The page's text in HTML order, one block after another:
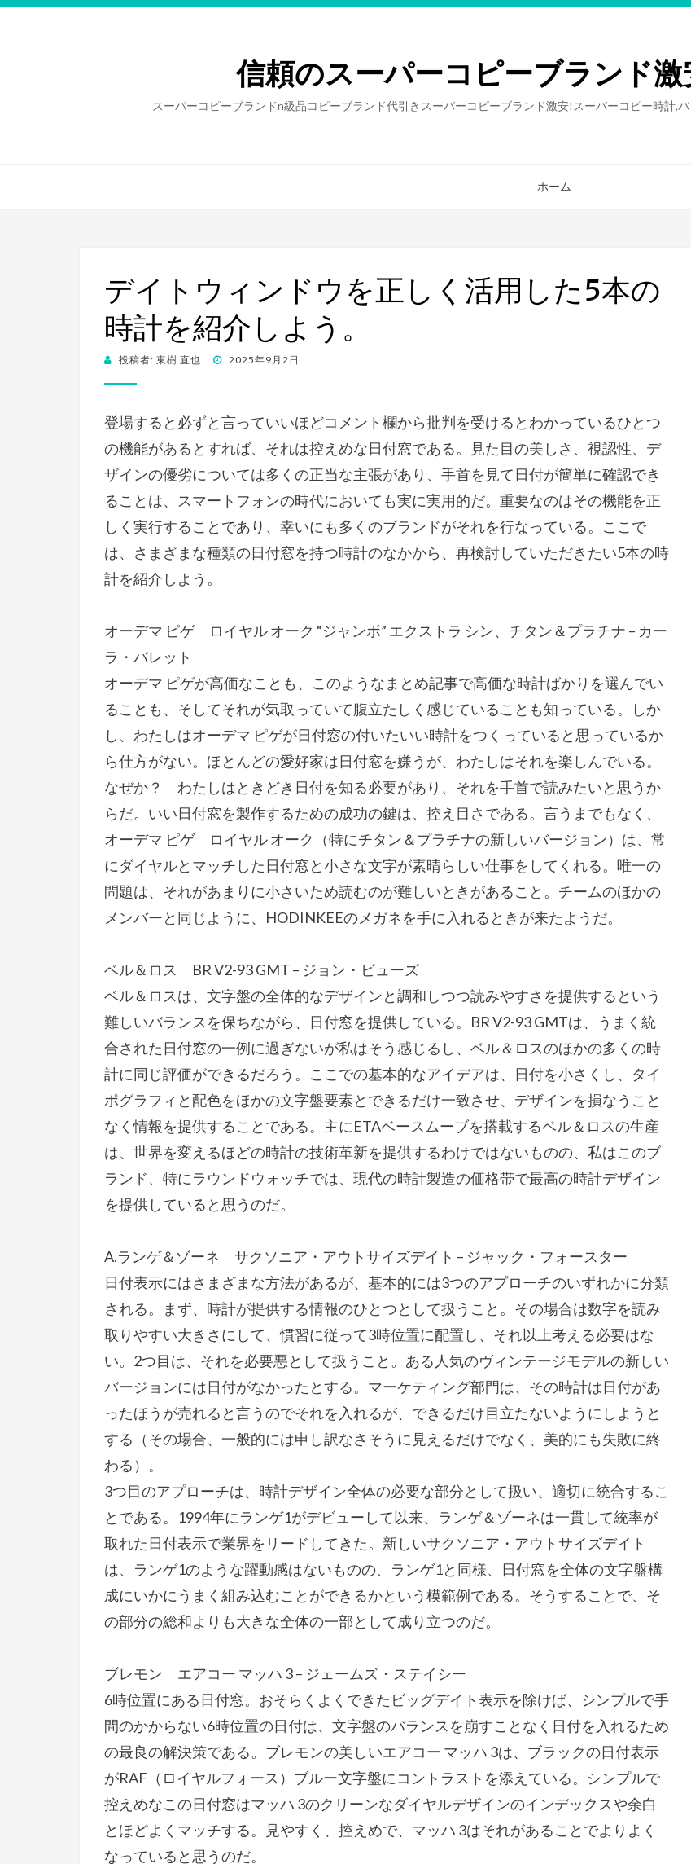
信頼のスーパーコピーブランド
スーパーコピーブランドn級品コピーブランド代引きスーパーコピーブランド激安!スーパーコピー時計,
ホーム
デイトウィンドウを正しく活用した5本の
時計を紹介しよう。
投稿者: 東樹 直也
投 2025年9月2日
登場すると必ずと言っていいほどコメント欄から批判を受けるとわかっているひとつ
の機能があるとすれば、それは控えめな日付窓である。見た目の美しさ、視認性、デ
ザインの優劣については多くの正当な主張があり、手首を見て日付が簡単に確認でき
ることは、スマートフォンの時代においても実に実用的だ。重要なのはその機能を正
しく実行することであり、幸いにも多くのブランドがそれを行なっている。ここで
は、さまざまな種類の日付窓を持つ時計のなかから、再検討していただきたい5本の時
計を紹介しよう。
オーデマ ピゲ ロイヤル オーク “ジャンボ” エクストラ シン、チタン＆プラチナ – カー
ラ・バレット
オーデマ ピゲが高価なことも、このようなまとめ記事で高価な時計ばかりを選んでい
ることも、そしてそれが気取っていて腹立たしく感じていることも知っている。しか
し、わたしはオーデマ ピゲが日付窓の付いたいい時計をつくっていると思っているか
ら仕方がない。ほとんどの愛好家は日付窓を嫌うが、わたしはそれを楽しんでいる。
なぜか？ わたしはときどき日付を知る必要があり、それを手首で読みたいと思うか
らだ。いい日付窓を製作するための成功の鍵は、控え目さである。言うまでもなく、
オーデマ ピゲ ロイヤル オーク（特にチタン＆プラチナの新しいバージョン）は、常
にダイヤルとマッチした日付窓と小さな文字が素晴らしい仕事をしてくれる。唯一の
問題は、それがあまりに小さいため読むのが難しいときがあること。チームのほかの
メンバーと同じように、HODINKEEのメガネを手に入れるときが来たようだ。
ベル＆ロス BR V2-93 GMT – ジョン・ビューズ
ベル＆ロスは、文字盤の全体的なデザインと調和しつつ読みやすさを提供するという
難しいバランスを保ちながら、日付窓を提供している。BR V2-93 GMTは、うまく統
合された日付窓の一例に過ぎないが私はそう感じるし、ベル＆ロスのほかの多くの時
計に同じ評価ができるだろう。ここでの基本的なアイデアは、日付を小さくし、タイ
ポグラフィと配色をほかの文字盤要素とできるだけ一致させ、デザインを損なうこと
なく情報を提供することである。主にETAベースムーブを搭載するベル＆ロスの生産
は、世界を変えるほどの時計の技術革新を提供するわけではないものの、私はこのブ
ランド、特にラウンドウォッチでは、現代の時計製造の価格帯で最高の時計デザイン
を提供していると思うのだ。
A.ランゲ＆ゾーネ サクソニア・アウトサイズデイト – ジャック・フォースター
日付表示にはさまざまな方法があるが、基本的には3つのアプローチのいずれかに分類
される。まず、時計が提供する情報のひとつとして扱うこと。その場合は数字を読み
取りやすい大きさにして、慣習に従って3時位置に配置し、それ以上考える必要はな
い。2つ目は、それを必要悪として扱うこと。ある人気のヴィンテージモデルの新しい
バージョンには日付がなかったとする。マーケティング部門は、その時計は日付があ
ったほうが売れると言うのでそれを入れるが、できるだけ目立たないようにしようと
する（その場合、一般的には申し訳なさそうに見えるだけでなく、美的にも失敗に終
わる）。
3つ目のアプローチは、時計デザイン全体の必要な部分として扱い、適切に統合するこ
とである。1994年にランゲ1がデビューして以来、ランゲ＆ゾーネは一貫して統率が
取れた日付表示で業界をリードしてきた。新しいサクソニア・アウトサイズデイト
は、ランゲ1のような躍動感はないものの、ランゲ1と同様、日付窓を全体の文字盤構
成にいかにうまく組み込むことができるかという模範例である。そうすることで、そ
の部分の総和よりも大きな全体の一部として成り立つのだ。
ブレモン エアコー マッハ 3 – ジェームズ・ステイシー
6時位置にある日付窓。おそらくよくできたビッグデイト表示を除けば、シンプルで手
間のかからない6時位置の日付は、文字盤のバランスを崩すことなく日付を入れるため
の最良の解決策である。ブレモンの美しいエアコー マッハ 3は、ブラックの日付表示
がRAF（ロイヤルフォース）ブルー文字盤にコントラストを添えている。シンプルで
控えめなこの日付窓はマッハ 3のクリーンなダイヤルデザインのインデックスや余白
とほどよくマッチする。見やすく、控えめで、マッハ 3はそれがあることでよりよく
なっていると思うのだ。